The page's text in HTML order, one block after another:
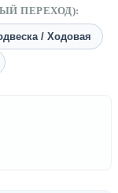
ПЕРЕХОД):
/ Ходовая